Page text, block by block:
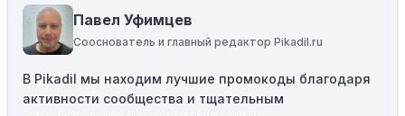
пытаетесь применить код к товару, не
соответствующему критериям, он не сработает.
промокоды требуют соблюдения минимального
порога покупки, чтобы получить право на скидку. Если
Павел Уфимцев
Сооснователь и главный редактор Pikadil.ru
В Pikadil мы находим лучшие промокоды благодаря
активности сообщества и тщательным